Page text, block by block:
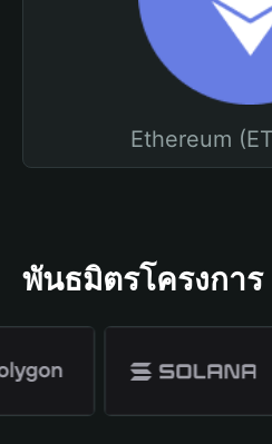
Ethereum
พันธมิตรโครงการ